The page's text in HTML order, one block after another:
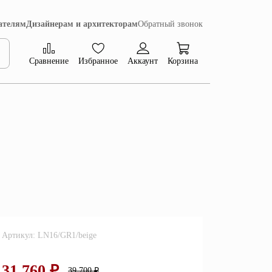
Дизайнерам и архитекторамОбратный звонок
Сравнение Избранное Аккаунт Корзина
Артикул: LN16/GR1/beige
39 700 ₽